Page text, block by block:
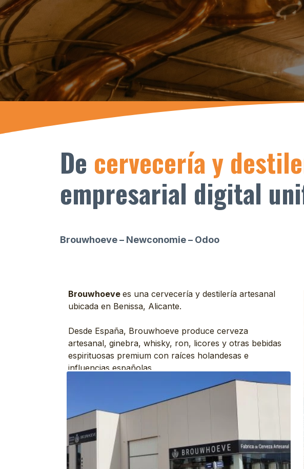
De cervecería y
empresarial digital
Brouwhoeve – Newconomie – Odoo
Brouwhoeve es una cervecería y destilería artesanal
ubicada en Benissa, Alicante.
Desde España, Brouwhoeve produce cerveza
artesanal, ginebra, whisky, ron, licores y otras bebidas
espirituosas premium con raíces holandesas e
influencias españolas.